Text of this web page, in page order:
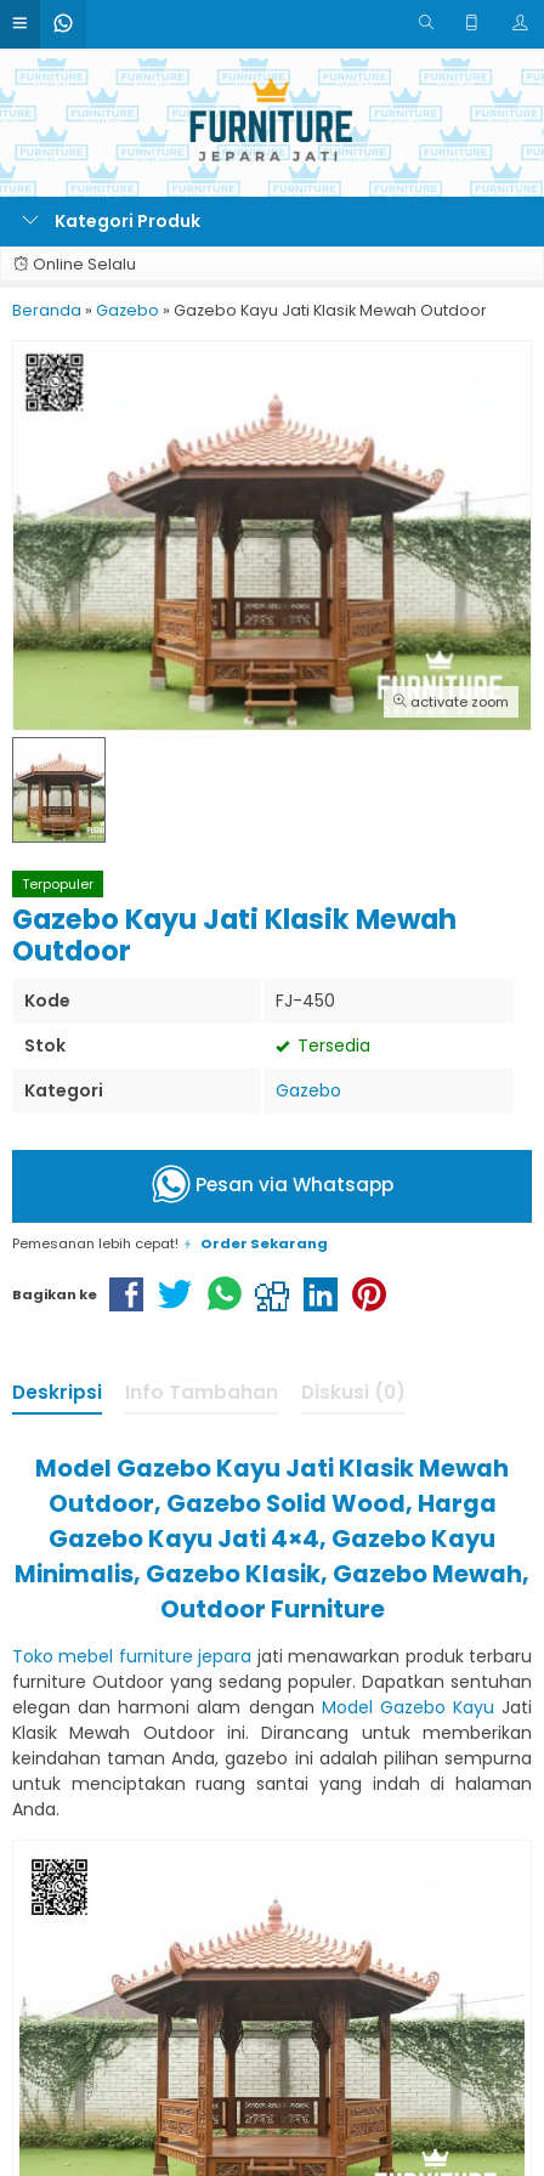
Kategori Produk
Online Selalu
Beranda » Gazebo » Gazebo Kayu Jati Klasik Mewah Outdoor
activate zoom
Terpopuler
Gazebo Kayu Jati Klasik Mewah
Outdoor
Kode
FJ-450
Stok
Tersedia
Kategori
Gazebo
Pesan via Whatsapp
Pemesanan lebih cepat! Order Sekarang
Bagikan ke
Deskripsi Info Tambahan Diskusi (0)
Model Gazebo Kayu Jati Klasik Mewah
Outdoor, Gazebo Solid Wood, Harga
Gazebo Kayu Jati 4×4, Gazebo Kayu
Minimalis, Gazebo Klasik, Gazebo Mewah,
Outdoor Furniture
Toko mebel furniture jepara jati menawarkan produk terbaru
furniture Outdoor yang sedang populer. Dapatkan sentuhan
elegan dan harmoni alam dengan Model Gazebo Kayu Jati
Klasik Mewah Outdoor ini. Dirancang untuk memberikan
keindahan taman Anda, gazebo ini adalah pilihan sempurna
untuk menciptakan ruang santai yang indah di halaman
Anda.